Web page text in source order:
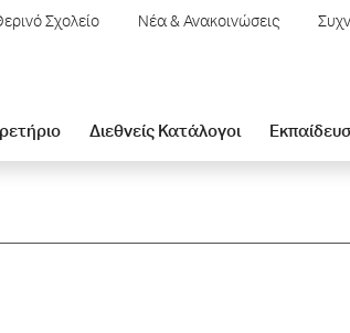
Σχολείο Νέα & Ανακοινώσεις
Διεθνείς Κατάλογοι